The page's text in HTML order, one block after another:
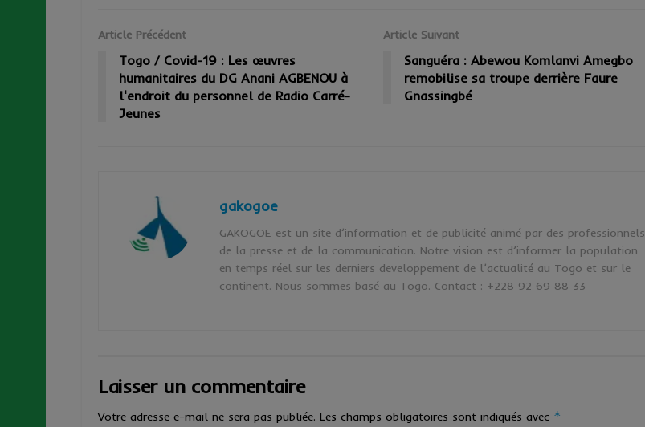
Article Précédent
Togo / Covid-19 : Les œuvres
humanitaires du DG Anani AGBENOU à
l'endroit du personnel de Radio Carré-
Jeunes
Article Suivant
Sanguéra : Abewou Komlanvi Amegbo
remobilise sa troupe derrière Faure
Gnassingbé
gakogoe
GAKOGOE est un site d’information et de publicité animé par des professionnels
de la presse et de la communication. Notre vision est d’informer la population
en temps réel sur les derniers developpement de l’actualité au Togo et sur le
continent. Nous sommes basé au Togo. Contact : +228 92 69 88 33
Laisser un commentaire
Votre adresse e-mail ne sera pas publiée. Les champs obligatoires sont indiqués avec *